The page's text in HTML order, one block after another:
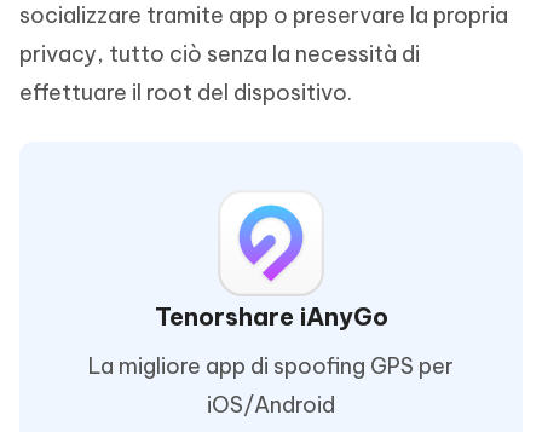
socializzare tramite app o preservare la propria
privacy, tutto ciò senza la necessità di
effettuare il root del dispositivo.
Tenorshare iAnyGo
La migliore app di spoofing GPS per
iOS/Android